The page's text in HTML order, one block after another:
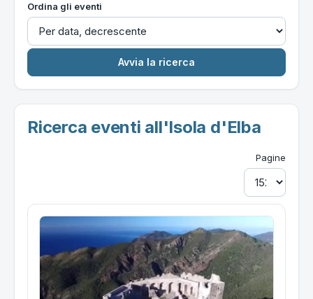
Ordina gli eventi
Ricerca eventi all'Isola d'Elba
Pagine